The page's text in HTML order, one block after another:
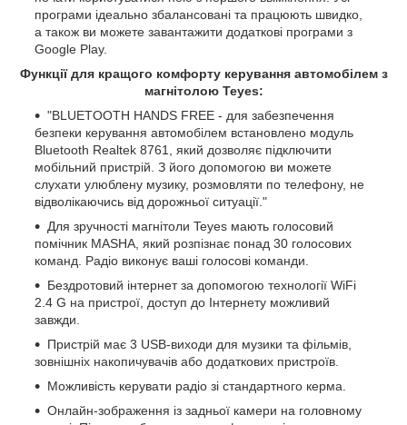
програми ідеально збалансовані та працюють швидко,
а також ви можете завантажити додаткові програми з
Google Play.
Функції для кращого комфорту керування автомобілем з
магнітолою Teyes:
"BLUETOOTH HANDS FREE - для забезпечення
безпеки керування автомобілем встановлено модуль
Bluetooth Realtek 8761, який дозволяє підключити
мобільний пристрій. З його допомогою ви можете
слухати улюблену музику, розмовляти по телефону, не
відволікаючись від дорожньої ситуації."
Для зручності магнітоли Teyes мають голосовий
помічник MASHA, який розпізнає понад 30 голосових
команд. Радіо виконує ваші голосові команди.
Бездротовий інтернет за допомогою технології WiFi
2.4 G на пристрої, доступ до Інтернету можливий
завжди.
Пристрій має 3 USB-виходи для музики та фільмів,
зовнішніх накопичувачів або додаткових пристроїв.
Можливість керувати радіо зі стандартного керма.
Онлайн-зображення із задньої камери на головному